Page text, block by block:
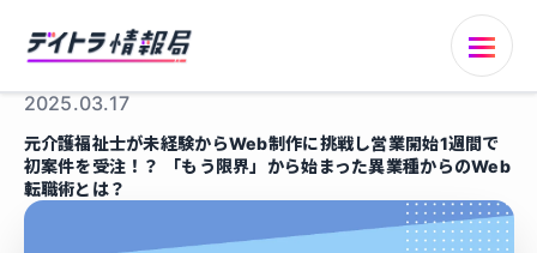
2025.03.17
元介護福祉士が未経験からWeb制作に挑戦し営業開始1週間で
初案件を受注！？ 「もう限界」から始まった異業種からのWeb
転職術とは？